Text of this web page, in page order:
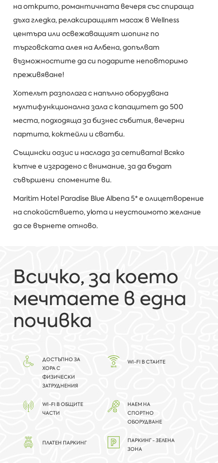
на открито, романтичната вечеря със спираща
дъха гледка, релаксиращият масаж в Wellness
центъра или освежаващият шопинг по
търговската алея на Албена, допълват
възможностите да си подарите неповторимо
преживяване!
Хотелът разполага с напълно оборудвана
мултифункционална зала с капацитет до 500
места, подходяща за бизнес събития, вечерни
партита, коктейли и сватби.
Същински оазис и наслада за сетивата! Всяко
кътче е изградено с внимание, за да бъдат
съвършени спомените ви.
Maritim Hotel Paradise Blue Albena 5* е олицетворение
на спокойствието, уюта и неустоимото желание
да се върнете отново.
Всичко, за което
мечтаете в една
почивка
ДОСТЪПНО ЗА
ХОРА С
ФИЗИЧЕСКИ
ЗАТРУДНЕНИЯ
WI-FI В СТАИТЕ
WI-FI В ОБЩИТЕ
ЧАСТИ
НАЕМ НА
СПОРТНО
ОБОРУДВАНЕ
ПЛАТЕН ПАРКИНГ
ПАРКИНГ - ЗЕЛЕНА
ЗОНА